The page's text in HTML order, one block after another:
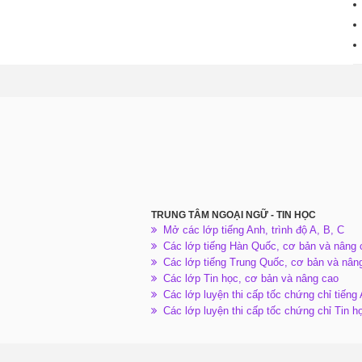
TRUNG TÂM NGOẠI NGỮ - TIN HỌC
Mở các lớp tiếng Anh, trình độ A, B, C
Các lớp tiếng Hàn Quốc, cơ bản và nâng
Các lớp tiếng Trung Quốc, cơ bản và
Các lớp Tin học, cơ bản và nâng cao
Các lớp luyện thi cấp tốc chứng chỉ tiếng
Các lớp luyện thi cấp tốc chứng chỉ Tin